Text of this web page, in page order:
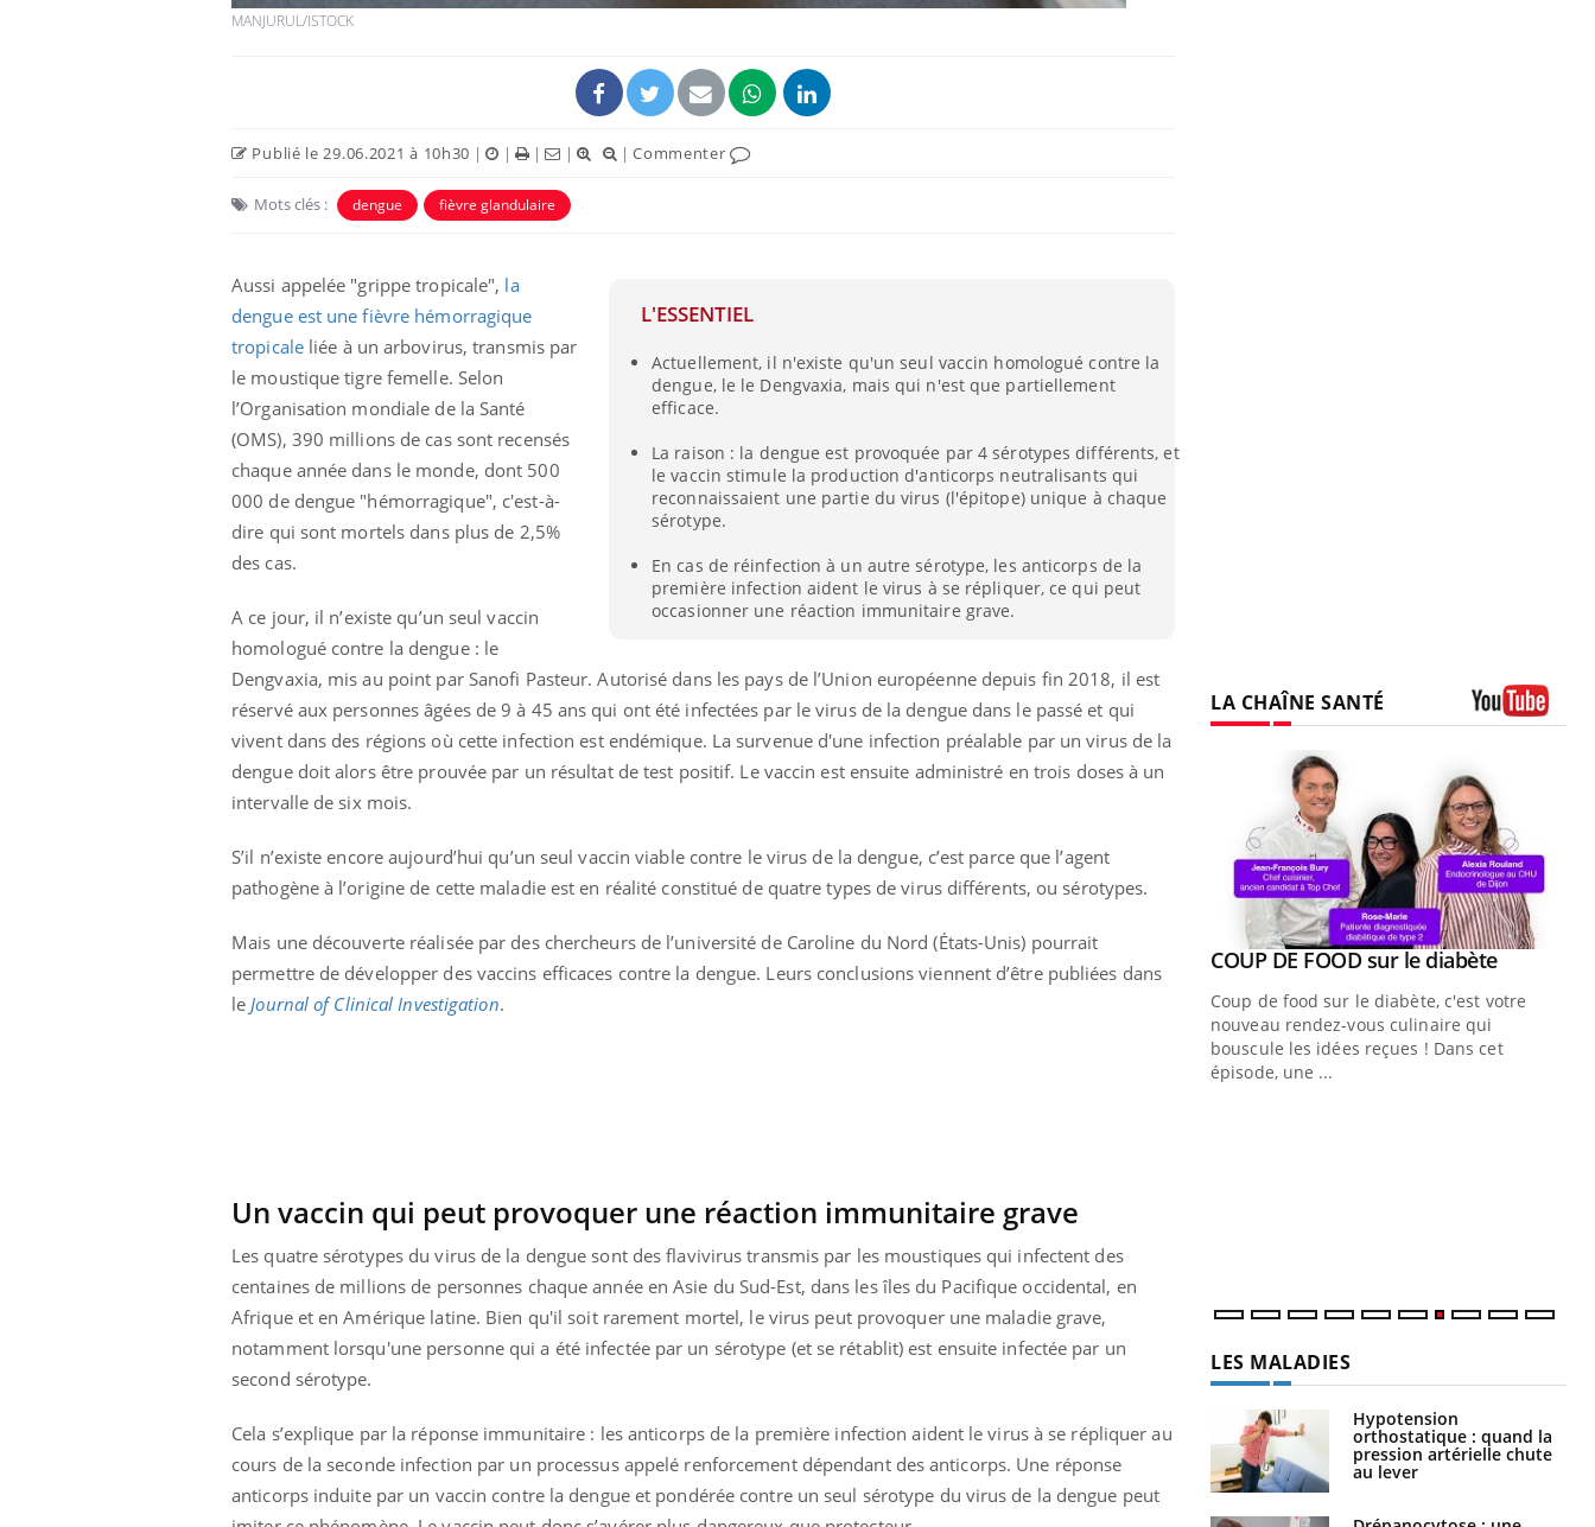
MANJURUL/ISTOCK
Publié le 29.06.2021 à 10h30 | | | | |Commenter
Mots clés : dengue fièvre glandulaire
L'ESSENTIEL
Actuellement, il n'existe qu'un seul vaccin homologué contre la
dengue, le le Dengvaxia, mais qui n'est que partiellement
efficace.
La raison : la dengue est provoquée par 4 sérotypes différents, et
le vaccin stimule la production d'anticorps neutralisants qui
reconnaissaient une partie du virus (l'épitope) unique à chaque
sérotype.
En cas de réinfection à un autre sérotype, les anticorps de la
première infection aident le virus à se répliquer, ce qui peut
occasionner une réaction immunitaire grave.
Aussi appelée "grippe tropicale", la
dengue est une fièvre hémorragique
tropicaleliée à un arbovirus, transmis par
le moustique tigre femelle. Selon
l’Organisation mondiale de la Santé
(OMS), 390 millions de cas sont recensés
chaque année dans le monde, dont 500
000 de dengue "hémorragique", c'est-à-
dire qui sont mortels dans plus de 2,5%
des cas.
A ce jour, il n’existe qu’un seul vaccin
homologué contre la dengue : le
Dengvaxia, mis au point par Sanofi Pasteur. Autorisé dans les pays de l’Union européenne depuis fin 2018, il est
réservé aux personnes âgées de 9 à 45 ans qui ont été infectées par le virus de la dengue dans le passé et qui
vivent dans des régions où cette infection est endémique. La survenue d'une infection préalable par un virus de la
dengue doit alors être prouvée par un résultat de test positif. Le vaccin est ensuite administré en trois doses à un
intervalle de six mois.
S’il n’existe encore aujourd’hui qu’un seul vaccin viable contre le virus de la dengue, c’est parce que l’agent
pathogène à l’origine de cette maladie est en réalité constitué de quatre types de virus différents, ou sérotypes.
Mais une découverte réalisée par des chercheurs de l’université de Caroline du Nord (États-Unis) pourrait
permettre de développer des vaccins efficaces contre la dengue. Leurs conclusions viennent d’être publiées dans
le Journal of Clinical Investigation.
Un vaccin qui peut provoquer une réaction immunitaire grave
Les quatre sérotypes du virus de la dengue sont des flavivirus transmis par les moustiques qui infectent des
centaines de millions de personnes chaque année en Asie du Sud-Est, dans les îles du Pacifique occidental, en
Afrique et en Amérique latine. Bien qu'il soit rarement mortel, le virus peut provoquer une maladie grave,
notamment lorsqu'une personne qui a été infectée par un sérotype (et se rétablit) est ensuite infectée par un
second sérotype.
Cela s’explique par la réponse immunitaire : les anticorps de la première infection aident le virus à se répliquer au
cours de la seconde infection par un processus appelé renforcement dépendant des anticorps. Une réponse
anticorps induite par un vaccin contre la dengue et pondérée contre un seul sérotype du virus de la dengue peut
LA CHAÎNE SANTÉ
Diabète & Ramadan 2026 Youtube
Le Ramadan approche, et, pour de
Un « jumeau numérique » pour
faciliter l’accès à la médecine
préventive
Youtube
COUP DE FOOD sur le diabèteYoutube
Coup de food sur le diabète, c'est votre
nouveau rendez-vous culinaire qui
bouscule les idées reçues ! Dans cet
épisode, une ...
Youtube
Quand l’entreprise mise sur le bien
"Les rendez-vous de la santé et de la
qualité de vie au travail" de Pourquoi
Docteur reçoivent Régis Blugeon, DRH et
LES MALADIES
Hypotension
orthostatique : quand la
pression artérielle chute
au lever